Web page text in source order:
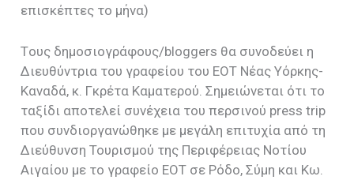
επισκέπτες το μήνα)
Tους δημοσιογράφους/bloggers θα συνοδεύει η
Διευθύντρια του γραφείου του ΕΟΤ Νέας Υόρκης-
Καναδά, κ. Γκρέτα Καματερού. Σημειώνεται ότι το
ταξίδι αποτελεί συνέχεια του περσινού press trip
που συνδιοργανώθηκε με μεγάλη επιτυχία από τη
Διεύθυνση Τουρισμού της Περιφέρειας Νοτίου
Αιγαίου με το γραφείο ΕΟΤ σε Ρόδο, Σύμη και Κω.